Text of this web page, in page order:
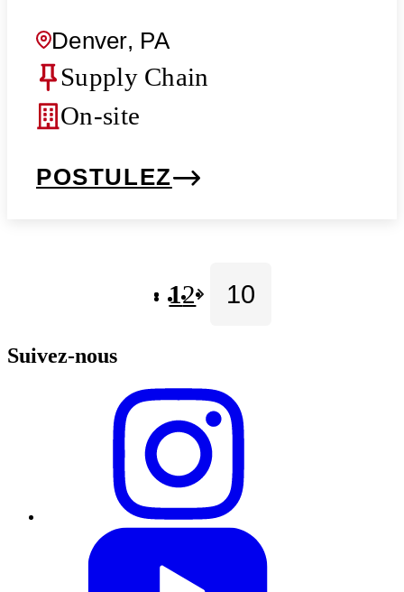
Denver, PA
Supply Chain
On-site
POSTULEZ
12
Suivez-nous